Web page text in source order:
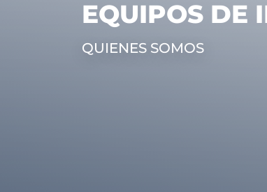
EQUIPOS DE
QUIENES SOMOS